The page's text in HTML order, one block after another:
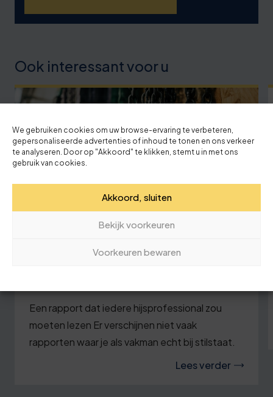
We gebruiken cookies om uw browse-ervaring te verbeteren,
gepersonaliseerde advertenties of inhoud te tonen en ons verkeer
te analyseren. Door op "Akkoord" te klikken, stemt u in met ons
gebruik van cookies.
Akkoord, sluiten
Bekijk voorkeuren
Voorkeuren bewaren
Ook interessant voor u
Een rapport dat iedere hijsprofessional zou
moeten lezen Er verschijnen niet vaak
rapporten waar je als vakman echt bij stilstaat.
Lees verder